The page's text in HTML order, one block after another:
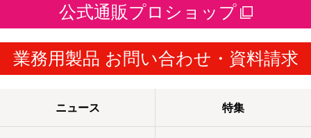
公式通販プロショップ
業務用製品 お問い合わせ・資料請求
ニュース 特集